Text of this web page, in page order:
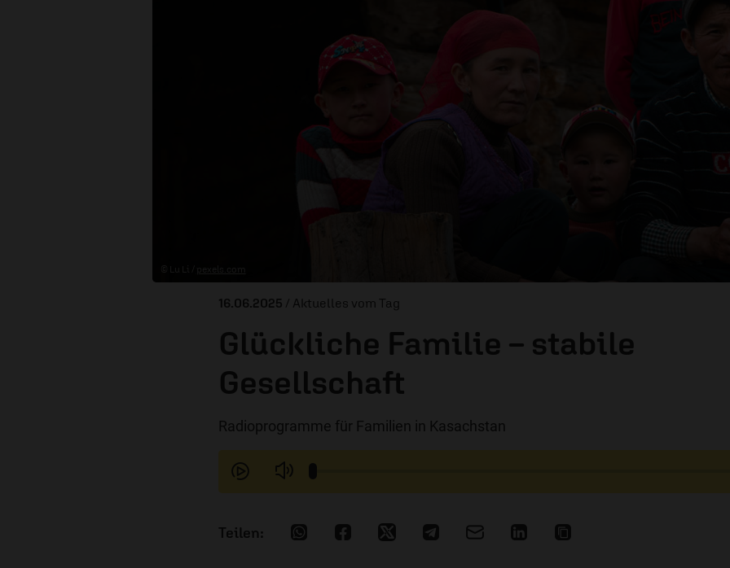
16.06.2025 / Aktuelles vom Tag
Glückliche Familie – stabile
Gesellschaft
Radioprogramme für Familien in Kasachstan